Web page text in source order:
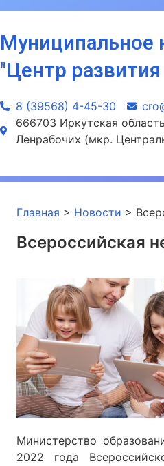
Муниципальное
"Центр
8 (39568) 4-45-30
666703 Иркутская
Ленрабочих (мкр.
Главная > Новости >
Всероссийская
Министерство
2022 года